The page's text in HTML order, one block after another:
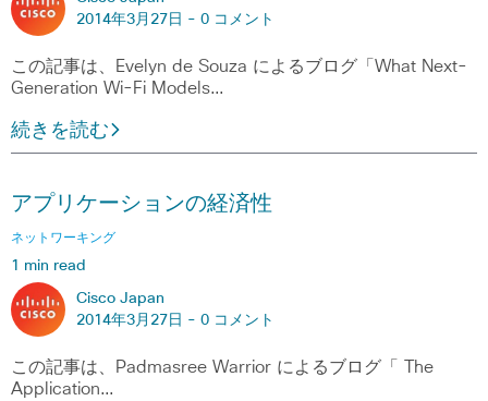
2014年3月27日 - 0 コメント
この記事は、Evelyn de Souza によるブログ「What Next-
Generation Wi-Fi Models…
続きを読む
アプリケーションの経済性
ネットワーキング
1 min read
Cisco Japan
2014年3月27日 - 0 コメント
この記事は、Padmasree Warrior によるブログ「 The
Application…